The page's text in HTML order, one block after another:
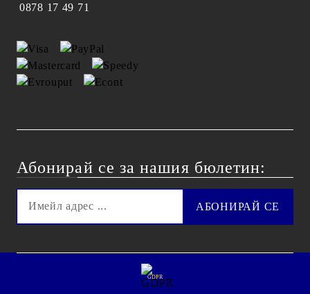
0878 17 49 71
Абонирай се за нашия бюлетин:
GDPR